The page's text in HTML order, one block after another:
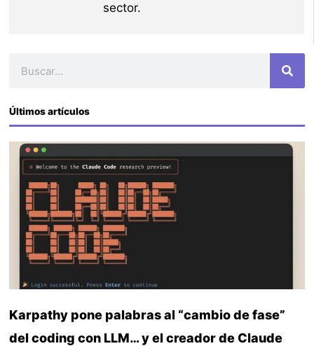
sector.
Últimos artículos
Karpathy pone palabras al “cambio de fase”
del coding con LLM… y el creador de Claude